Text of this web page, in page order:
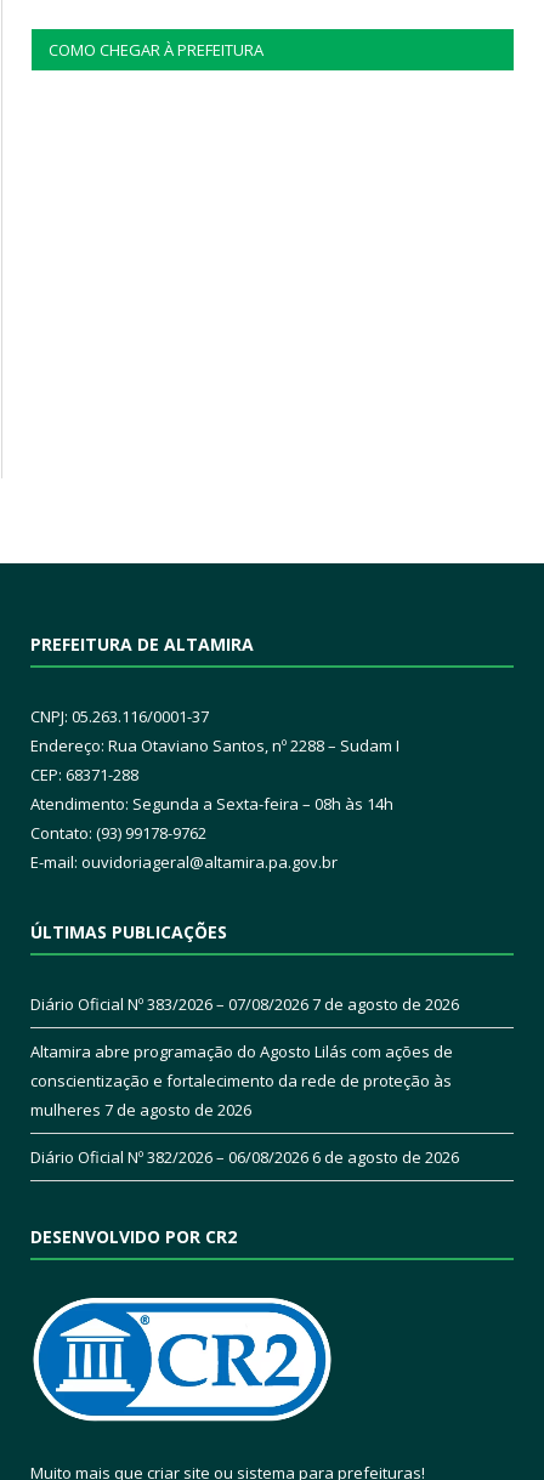
COMO CHEGAR À PREFEITURA
PREFEITURA DE ALTAMIRA
CNPJ: 05.263.116/0001-37
Endereço: Rua Otaviano Santos, nº 2288 – Sudam I
CEP: 68371-288
Atendimento: Segunda a Sexta-feira – 08h às 14h
Contato: (93) 99178-9762
E-mail: ouvidoriageral@altamira.pa.gov.br
ÚLTIMAS PUBLICAÇÕES
Diário Oficial Nº 383/2026 – 07/08/20267 de agosto de 2026
Altamira abre programação do Agosto Lilás com ações de
conscientização e fortalecimento da rede de proteção às
mulheres 7 de agosto de 2026
Diário Oficial Nº 382/2026 – 06/08/20266 de agosto de 2026
DESENVOLVIDO POR CR2
Muito mais que criar site ou sistema para prefeituras!